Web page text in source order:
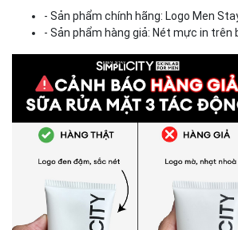
- Sản phẩm chính hãng: Logo Men
- Sản phẩm hàng giả: Nét mực in